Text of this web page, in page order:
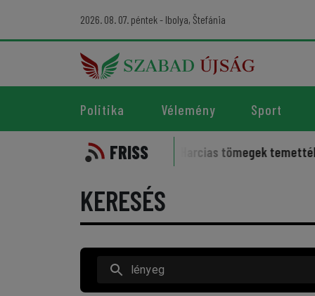
2026. 08. 07. péntek - Ibolya, Štefánia
Politika Vélemény Sport
FRISS
kísérti a sportot Harcias tömegek temették az
KERESÉS